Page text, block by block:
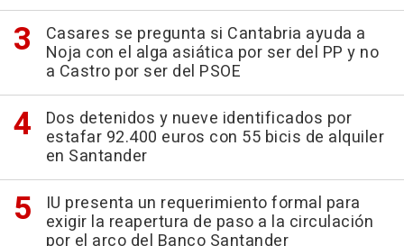
Casares se pregunta si Cantabria ayuda a
Noja con el alga asiática por ser del PP y no
a Castro por ser del PSOE
Dos detenidos y nueve identificados por
estafar 92.400 euros con 55 bicis de alquiler
en Santander
IU presenta un requerimiento formal para
exigir la reapertura de paso a la circulación
por el arco del Banco Santander